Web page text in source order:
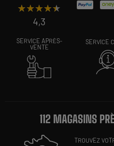
★★★★★
★★★★★
4,3
SERVICE APRÈS-
VENTE
SERVICE
112 MAGASINS
TROUVEZ